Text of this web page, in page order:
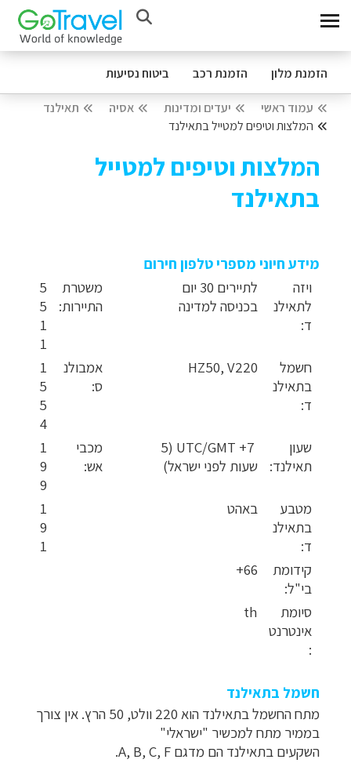
הזמנת מלון הזמנת רכב ביטוח נסיעות
עמוד ראשי יעדים ומדינות אסיה
תאילנד
המלצות וטיפים למטייל בתאילנד
המלצות וטיפים למטייל
בתאילנד
מידע חיוני מספרי טלפון חירום
ויזה
לתאילנ
ד:
לתיירים 30 יום
בכניסה למדינה
משטרת
התיירות:
5
5
1
1
חשמל
בתאילנ
ד:
HZ50, V220
אמבולנ
ס:
1
5
5
4
שעון
תאילנד:
UTC/GMT +7 (5
שעות לפני ישראל)
מכבי
אש:
1
9
9
מטבע
בתאילנ
ד:
באהט
1
9
1
קידומת
בי"ל:
66+
סיומת
אינטרנט
:
th
חשמל בתאילנד
מתח החשמל בתאילנד הוא 220 וולט, 50 הרץ.
אין צורך
בממיר מתח למכשיר "ישראלי"
השקעים בתאילנד הם מדגם A, B, C, F.